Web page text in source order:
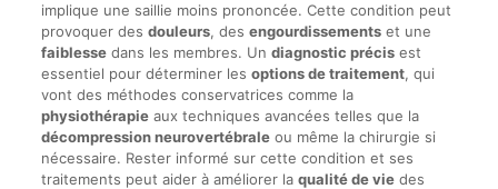
implique une saillie moins prononcée. Cette condition peut
provoquer des douleurs, des engourdissementset une
faiblessedans les membres. Un diagnostic précisest
essentiel pour déterminer les options de traitement, qui
vont des méthodes conservatrices comme la
physiothérapieaux techniques avancées telles que la
décompression neurovertébraleou même la chirurgie si
nécessaire. Rester informé sur cette condition et ses
traitements peut aider à améliorer la qualité de viedes